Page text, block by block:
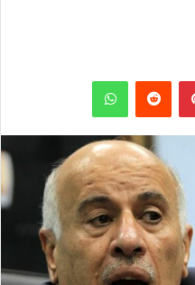
بينتيريست واتساب